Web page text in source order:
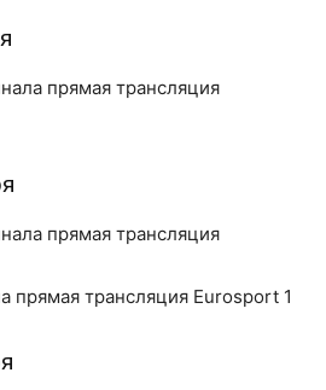
прямая трансляция
прямая трансляция
прямая трансляция Eurosport 1